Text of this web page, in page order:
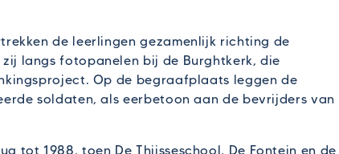
de leerlingen gezamenlijk richting de
langs fotopanelen bij de Burghtkerk, die
Op de begraafplaats leggen de
soldaten, als eerbetoon aan de bevrijders van
tot 1988, toen De Thijsseschool, De Fontein en de